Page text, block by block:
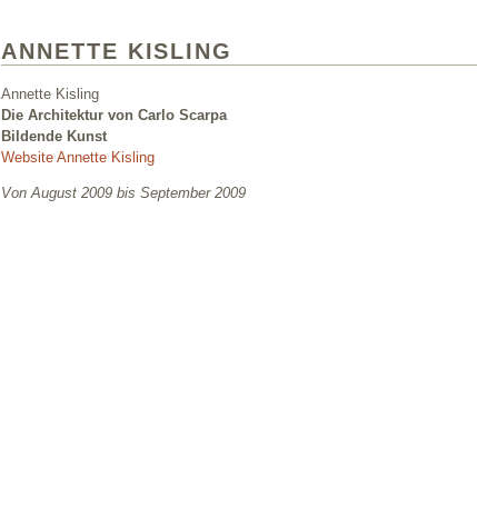
ANNETTE KISLING
Annette Kisling
Die Architektur von Carlo Scarpa
Bildende Kunst
Website Annette Kisling
Von August 2009 bis September 2009